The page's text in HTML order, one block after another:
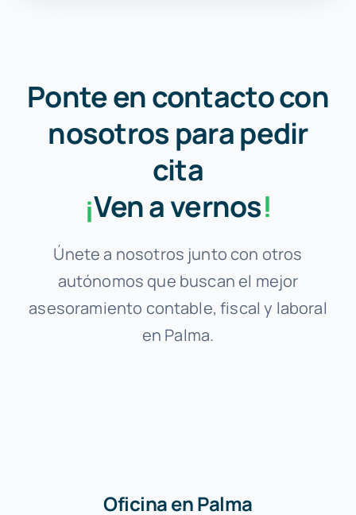
Ponte en contacto con
nosotros para pedir
cita
¡Ven a vernos!
Únete a nosotros junto con otros
autónomos que buscan el mejor
asesoramiento contable, fiscal y laboral
en Palma.
Oficina en Palma